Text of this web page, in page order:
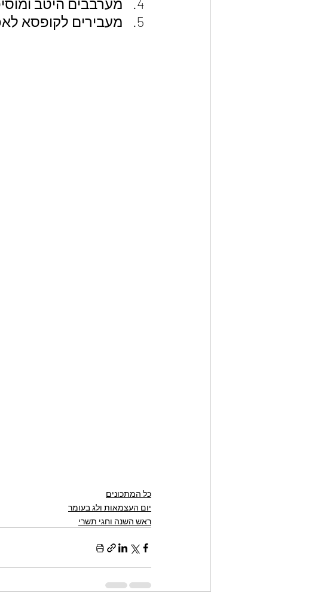
מעבירים לקופסא
כל המתכונים
יום העצמאות ולג בעומר
ראש השנה וחגי תשרי